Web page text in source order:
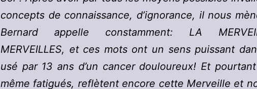
concepts de connaissance, d’ignorance, il nous
Bernard appelle constamment: LA
MERVEILLES, et ces mots ont un sens puissant
usé par 13 ans d’un cancer douloureux! Et
même fatigués, reflètent encore cette Merveille et